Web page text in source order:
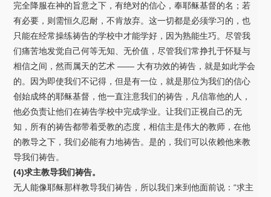
完全降服在神的旨意之下，有绝对的信心，奉耶稣基督的名；若
有必要，则需恒久忍耐，不肯放弃。这一切都是必须学习的，也
只能在经常操练祷告的学校中才能学好，因为熟能生巧。尽管我
们痛苦地发觉自己何等无知、无价值，尽管我们常挣扎于怀疑与
相信之间，然而属天的艺术 —— 大有功效的祷告，就是如此学会
的。因为即使我们不记得，但是有一位，就是那位为我们的信心
创始成终的耶稣基督，他一直注意我们的祷告，凡信靠他的人，
他必负责让他们在祷告学校中完成学业。让我们正视自己的无
知，所有的祷告都带着受教的态度，相信主是伟大的教师，在他
的教导之下，我们必能有力地祷告。是的，我们可以依赖他来教
导我们祷告。
(4)求主教导我们祷告。
无人能像耶稣那样教导我们祷告，所以我们来到他面前说：“求主